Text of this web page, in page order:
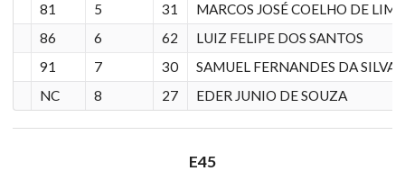
81
5 31
MARCOS JOSÉ COELHO DE LIMA
86
6 62
LUIZ FELIPE DOS SANTOS
91
7 30
SAMUEL FERNANDES DA SILVA
NC
8 27 EDER JUNIO DE SOUZA
E45